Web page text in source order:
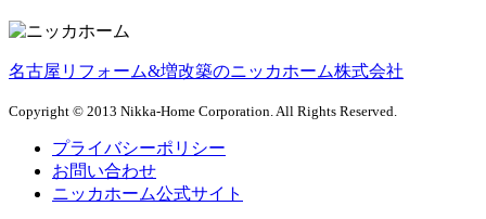
名古屋リフォーム&増改築のニッカホーム株式会社
Copyright © 2013 Nikka-Home Corporation. All Rights Reserved.
プライバシーポリシー
お問い合わせ
ニッカホーム公式サイト